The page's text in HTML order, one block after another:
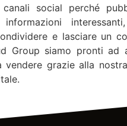
social perché
informazioni
e lasciare un
Group siamo pronti ad
vendere grazie alla